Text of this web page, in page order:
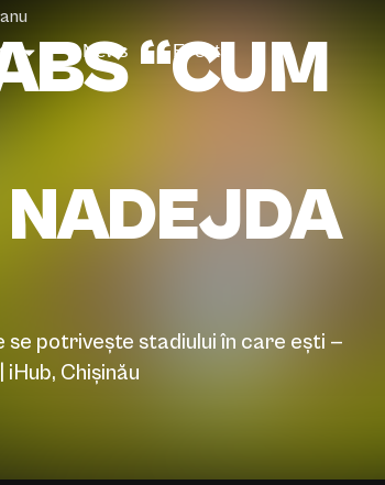
News Events
“CUM
NADEJDA
potrivește stadiului în care ești —
Chișinău